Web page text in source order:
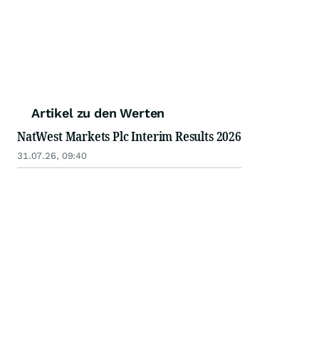
Artikel zu den Werten
NatWest Markets Plc Interim Results 2026
31.07.26, 09:40